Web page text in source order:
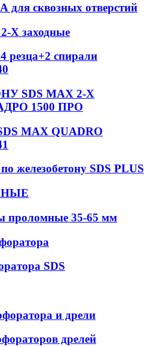
для сквозных отверстий
Х заходные
резца+2 спирали
SDS MAX 2-Х
1500 ПРО
MAX QUADRO
железобетону SDS PLUS
проломные 35-65 мм
SDS
и дрели
дрелей